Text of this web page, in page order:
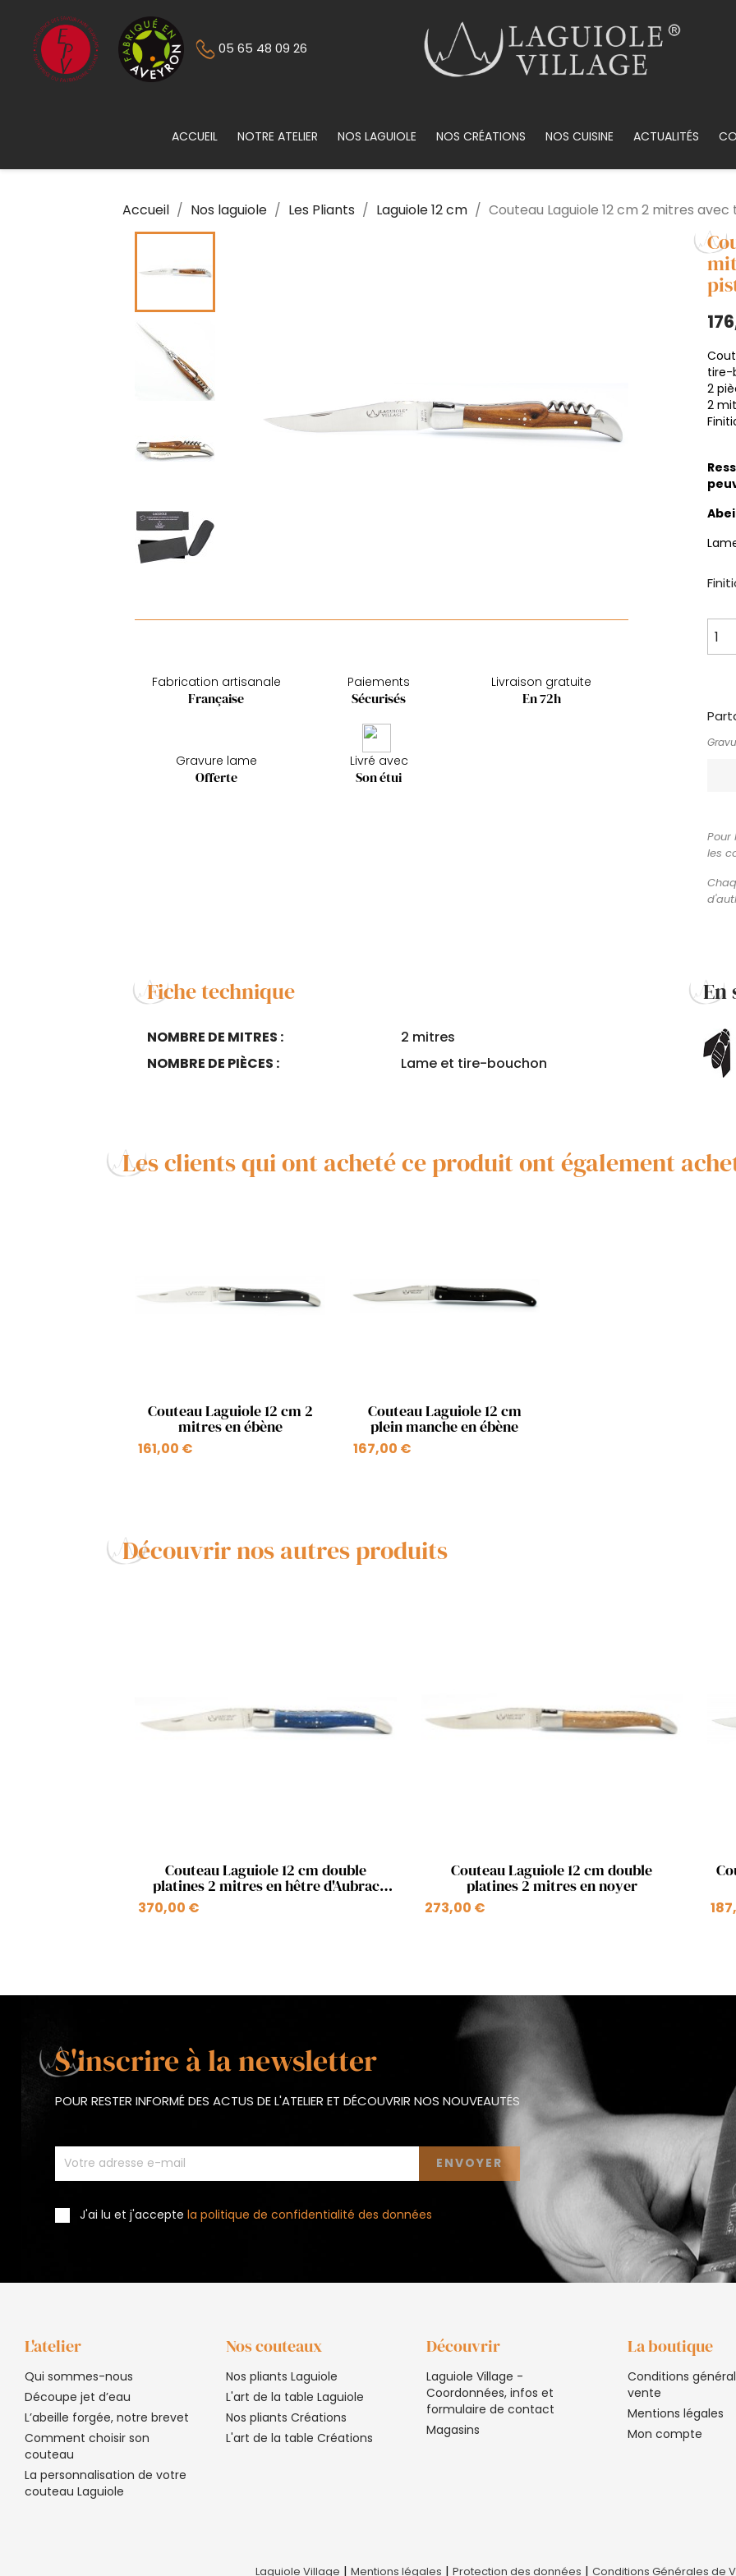
05 65 48 09 26
ACCUEIL NOTRE ATELIER NOS LAGUIOLE NOS CRÉATIONS NOS CUISINE ACTUALITÉS
Accueil Nos laguiole Les Pliants Laguiole 12 cm Couteau Laguiole 12 cm 2 mitres
Fabrication artisanale
Française
Paiements
Sécurisés
Livraison gratuite
En 72h
Gravure lame
Offerte
Livré avec
Son étui
tire-
2
2
Pour
les
Fiche technique
NOMBRE DE MITRES :
2 mitres
NOMBRE DE PIÈCES :
Lame et tire-bouchon
En
Les clients qui ont acheté ce produit ont également
Aperçu rapide
Couteau Laguiole 12 cm 2
mitres en ébène
161,00 €
Aperçu rapide
Couteau Laguiole 12 cm
plein manche en ébène
167,00 €
Découvrir nos autres produits
 Aperçu rapide
Couteau Laguiole 12 cm double
platines 2 mitres en hêtre d'Aubrac
370,00 €
 Aperçu rapide
Couteau Laguiole 12 cm double
platines 2 mitres en noyer
273,00 €
S'inscrire à la newsletter
POUR RESTER INFORMÉ DES ACTUS DE L'ATELIER ET DÉCOUVRIR NOS NOUVEAUTÉS
J'ai lu et j'acceptela politique de confidentialité des données
L'atelier
Qui sommes-nous
Découpe jet d’eau
L’abeille forgée, notre brevet
Comment choisir son
couteau
La personnalisation de votre
couteau Laguiole
Nos couteaux
Nos pliants Laguiole
L'art de la table Laguiole
Nos pliants Créations
L'art de la table Créations
Découvrir
Laguiole Village -
Coordonnées, infos et
formulaire de contact
Magasins
La boutique
Conditions
vente
Mentions légales
Mon compte
Laguiole Village | Mentions légales | Protection des données | Conditions Générales de